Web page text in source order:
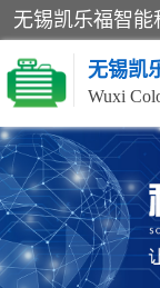
无锡凯
齿轮泵
风冷式油冷却器